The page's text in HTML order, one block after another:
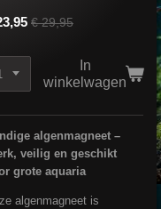
€ 29,95
In
winkelwagen
algenmagneet –
veilig en geschikt
grote aquaria
algenmagneet is